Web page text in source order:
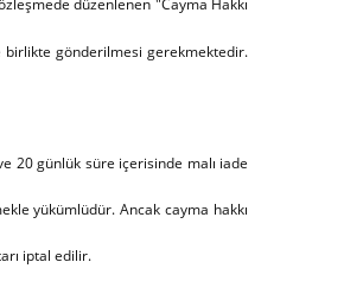
düzenlenen "Cayma Hakkı
birlikte gönderilmesi gerekmektedir.
20 günlük süre içerisinde malı iade
yükümlüdür. Ancak cayma hakkı
iptal edilir.